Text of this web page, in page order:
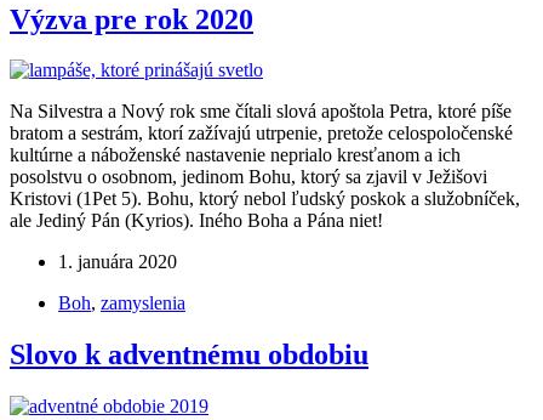
Výzva pre rok 2020
Na Silvestra a Nový rok sme čítali slová apoštola Petra, ktoré píše
bratom a sestrám, ktorí zažívajú utrpenie, pretože celospoločenské
kultúrne a náboženské nastavenie neprialo kresťanom a ich
posolstvu o osobnom, jedinom Bohu, ktorý sa zjavil v Ježišovi
Kristovi (1Pet 5). Bohu, ktorý nebol ľudský poskok a služobníček,
ale Jediný Pán (Kyrios). Iného Boha a Pána niet!
1. januára 2020
Boh, zamyslenia
Slovo k adventnému obdobiu